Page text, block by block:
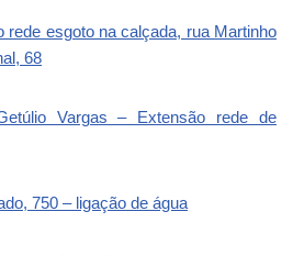
rede esgoto na calçada, rua Martinho
68
Vargas – Extensão rede de
750 – ligação de água